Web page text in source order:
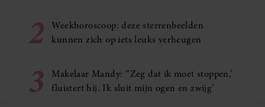
2
Weekhoroscoop: deze sterrenbeelden
kunnen zich op iets leuks verheugen
3
Makelaar Mandy: ‘‘Zeg dat ik moet stoppen,’
fluistert hij. Ik sluit mijn ogen en zwijg’